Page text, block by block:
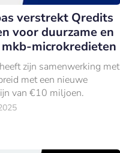
verstrekt Qredits
voor duurzame en
microkredieten
zijn samenwerking met
met een nieuwe
van €10 miljoen.